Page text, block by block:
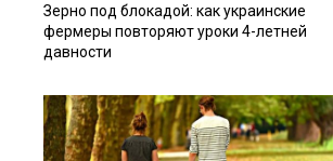
Зерно под блокадой: как украинские
фермеры повторяют уроки 4-летней
давности